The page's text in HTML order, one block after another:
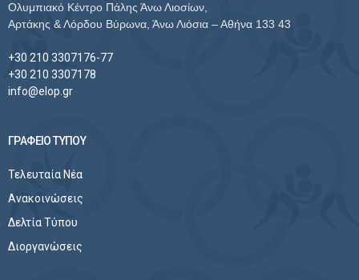
Ολυμπιακό Κέντρο Πάλης Άνω Λιοσίων,
Αρτάκης & Λόρδου Βύρωνα, Άνω Λιόσια – Αθήνα 133 43
+30 210 3307176-77
+30 210 3307178
info@elop.gr
ΓΡΑΦΕΙΟ ΤΥΠΟΥ
Τελευταία Νέα
Ανακοινώσεις
Δελτία Τύπου
Διοργανώσεις